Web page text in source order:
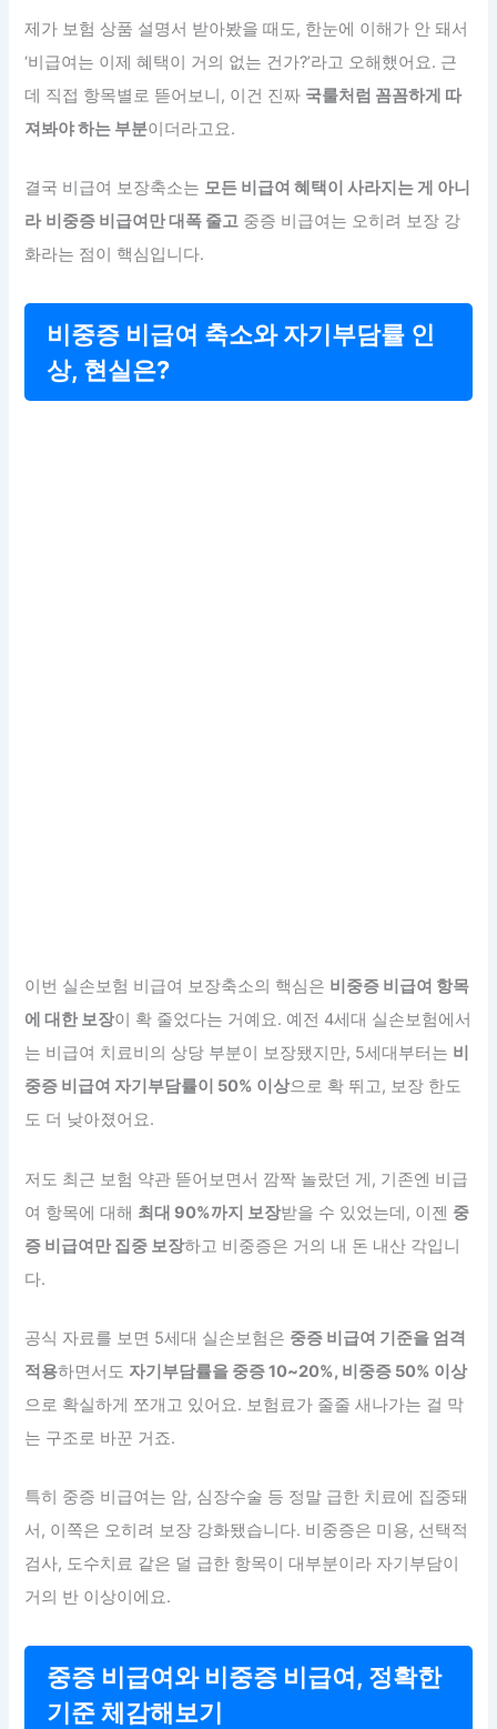
제가 보험 상품 설명서 받아봤을 때도, 한눈에 이해가 안 돼서
‘비급여는 이제 혜택이 거의 없는 건가?’라고 오해했어요. 근
데 직접 항목별로 뜯어보니, 이건 진짜 국룰처럼 꼼꼼하게 따
져봐야 하는 부분이더라고요.
결국 비급여 보장축소는 모든 비급여 혜택이 사라지는 게 아니
라 비중증 비급여만 대폭 줄고 중증 비급여는 오히려 보장 강
화라는 점이 핵심입니다.
비중증 비급여 축소와 자기부담률 인
상, 현실은?
이번 실손보험 비급여 보장축소의 핵심은 비중증 비급여 항목
에 대한 보장이 확 줄었다는 거예요. 예전 4세대 실손보험에서
는 비급여 치료비의 상당 부분이 보장됐지만, 5세대부터는 비
중증 비급여 자기부담률이 50% 이상으로 확 뛰고, 보장 한도
도 더 낮아졌어요.
저도 최근 보험 약관 뜯어보면서 깜짝 놀랐던 게, 기존엔 비급
여 항목에 대해 최대 90%까지 보장받을 수 있었는데, 이젠 중
증 비급여만 집중 보장하고 비중증은 거의 내 돈 내산 각입니
다.
공식 자료를 보면 5세대 실손보험은 중증 비급여 기준을 엄격
적용하면서도 자기부담률을 중증 10~20%, 비중증 50% 이상
으로 확실하게 쪼개고 있어요. 보험료가 줄줄 새나가는 걸 막
는 구조로 바꾼 거죠.
특히 중증 비급여는 암, 심장수술 등 정말 급한 치료에 집중돼
서, 이쪽은 오히려 보장 강화됐습니다. 비중증은 미용, 선택적
검사, 도수치료 같은 덜 급한 항목이 대부분이라 자기부담이
거의 반 이상이에요.
중증 비급여와 비중증 비급여, 정확한
기준 체감해보기